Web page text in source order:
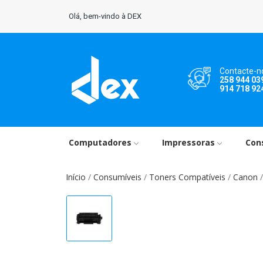
Olá, bem-vindo à DEX
Contacte-
258 944
914 718
Computadores Impressoras
Início Consumíveis Toners Compatíveis Canon